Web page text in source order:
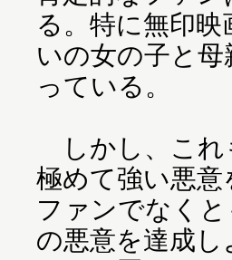
る。特に無印
いの女の子と
っている。
しかし、これ
極めて強い悪
ファンでなく
の悪意を達成